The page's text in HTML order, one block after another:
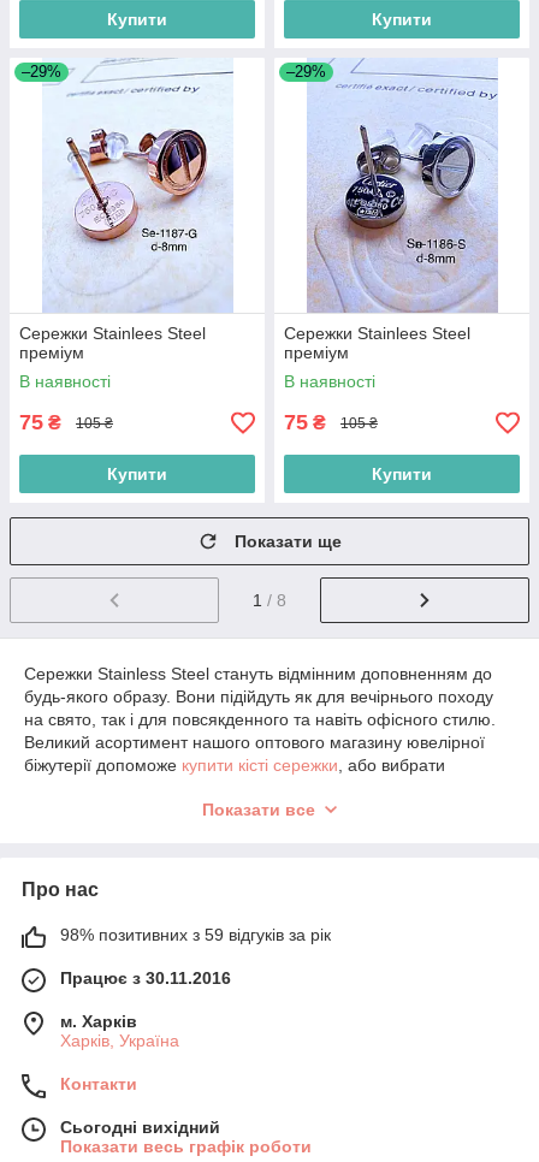
Купити Купити
–29%
Сережки Stainlees Steel
преміум
В наявності
75 ₴ 105 ₴
Купити
–29%
Сережки Stainlees Steel
преміум
В наявності
75 ₴ 105 ₴
Купити
Показати ще
1 / 8
Сережки Stainless Steel стануть відмінним доповненням до
будь-якого образу. Вони підійдуть як для вечірнього походу
на свято, так і для повсякденного та навіть офісного стилю.
Великий асортимент нашого оптового магазину ювелірної
біжутерії допоможе купити кісті сережки , або вибрати
Як оформити замовлення на сережки -
У нашому магазині ви знайдете не лише сережки із медичної
онлайн на сайті, так і по телефону. Залиште всі необхідні
підтвердити замовлення. Якщо ви хочете купити сережки з
Києва, Одеси, Львова та інших міст, тоді попередньо уточніть
номер відділення Нової Пошти. Якщо ви проживаєте в м.
Харків, ви можете після оформлення замовлення, під'їхати
та забрати замовлення самостійно.
Оскільки нам важливо, щоб наші клієнти були задоволені
нашою спільною співпрацею, ми встановлюємо максимально
Показати все
Про нас
98% позитивних з 59 відгуків за рік
Працює з 30.11.2016
м. Харків
Харків, Україна
Контакти
Сьогодні вихідний
Показати весь графік роботи